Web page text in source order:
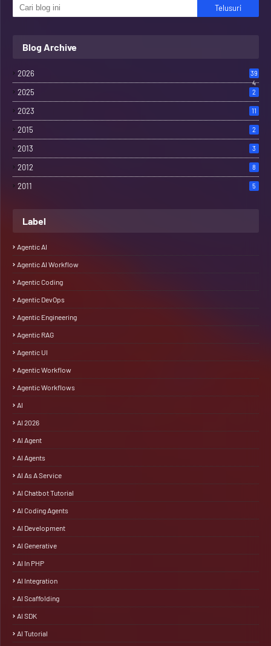
Blog Archive
2026
39
4
2025 2
2023 11
2015 2
2013 3
2012 8
2011 5
Label
Agentic AI
Agentic AI Workflow
Agentic Coding
Agentic DevOps
Agentic Engineering
Agentic RAG
Agentic UI
Agentic Workflow
Agentic Workflows
AI
AI 2026
AI Agent
AI Agents
AI As A Service
AI Chatbot Tutorial
AI Coding Agents
AI Development
AI Generative
AI In PHP
AI Integration
AI Scaffolding
AI SDK
AI Tutorial